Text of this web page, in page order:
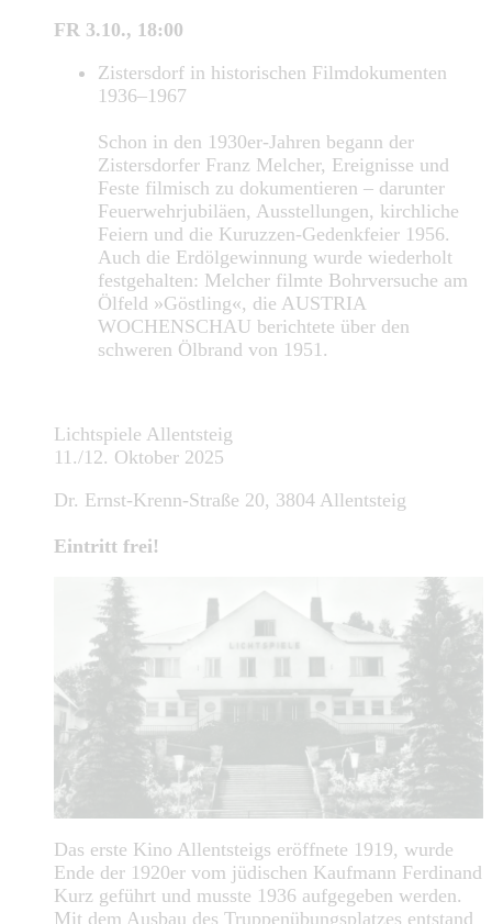
FR 3.10., 18:00
Zistersdorf in historischen Filmdokumenten
1936–1967
Schon in den 1930er-Jahren begann der
Zistersdorfer Franz Melcher, Ereignisse und
Feste filmisch zu dokumentieren – darunter
Feuerwehrjubiläen, Ausstellungen, kirchliche
Feiern und die Kuruzzen-Gedenkfeier 1956.
Auch die Erdölgewinnung wurde wiederholt
festgehalten: Melcher filmte Bohrversuche am
Ölfeld »Göstling«, die AUSTRIA
WOCHENSCHAU berichtete über den
schweren Ölbrand von 1951.
Lichtspiele Allentsteig
11./12. Oktober 2025
Dr. Ernst-Krenn-Straße 20, 3804 Allentsteig
Eintritt frei!
Das erste Kino Allentsteigs eröffnete 1919, wurde
Ende der 1920er vom jüdischen Kaufmann Ferdinand
Kurz geführt und musste 1936 aufgegeben werden.
Mit dem Ausbau des Truppenübungsplatzes entstand